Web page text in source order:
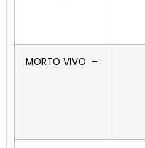
MORTO VIVO –